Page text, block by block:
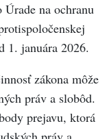
Úrade na ochranu
1. januára 2026.
zákona môže
práv a slobôd.
prejavu, ktorá